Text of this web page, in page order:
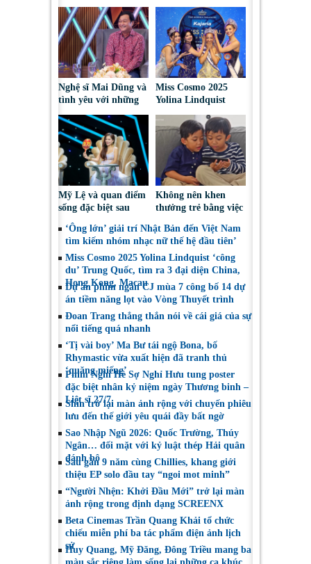
Nghệ sĩ Mai Dũng và
tình yêu với những
“vai ác dễ thương”
Miss Cosmo 2025
Yolina Lindquist
‘công du’ Nepal, tìm
đại diện mới tranh
tài Miss Cosmo 2026
Mỹ Lệ và quan điểm
sống đặc biệt sau
nhiều năm làm nghề
Không nên khen
thưởng trẻ bằng việc
thoại
‘Ông lớn’ giải trí Nhật Bản đến Việt Nam
tìm kiếm nhóm nhạc nữ thế hệ đầu tiên’
Miss Cosmo 2025 Yolina Lindquist ‘công
du’ Trung Quốc, tìm ra 3 đại diện China,
Hong Kong, Macau
Dự án phim ngắn CJ mùa 7 công bố 14 dự
án tiềm năng lọt vào Vòng Thuyết trình
Đoan Trang thẳng thắn nói về cái giá của sự
nổi tiếng quá nhanh
‘Tị vài boy’ Ma Bư tái ngộ Bona, bố
Rhymastic vừa xuất hiện đã tranh thủ
‘quăng miếng’
Phim Nghỉ Hè Sợ Nghỉ Hưu tung poster
đặc biệt nhân kỷ niệm ngày Thương binh –
Liệt sĩ 27/7
Shin trở lại màn ảnh rộng với chuyến phiêu
lưu đến thế giới yêu quái đầy bất ngờ
Sao Nhập Ngũ 2026: Quốc Trường, Thúy
Ngân… đối mặt với kỷ luật thép Hải quân
đánh bộ
Sau gần 9 năm cùng Chillies, khang giới
thiệu EP solo đầu tay “ngoi mot minh”
“Người Nhện: Khởi Đầu Mới” trở lại màn
ảnh rộng trong định dạng SCREENX
Beta Cinemas Trần Quang Khải tổ chức
chiếu miễn phí ba tác phẩm điện ảnh lịch
sử
Huy Quang, Mỹ Đăng, Đông Triều mang ba